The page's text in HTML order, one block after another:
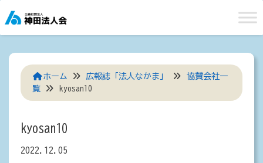
to
content
ホーム 広報誌「法人なかま」
協賛会社一
覧
kyosan10
kyosan10
2022.12.05